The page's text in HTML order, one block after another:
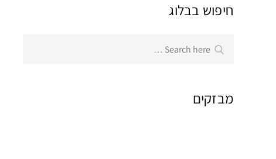
חיפוש בבלוג
for:
Search
מבזקים